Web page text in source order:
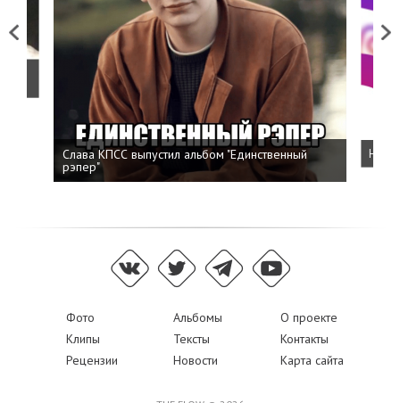
Previous
Слава КПСС выпустил альбом "Единственный
рэпер"
Next
Фото Альбомы
О проекте
Клипы
Тексты
Контакты
Рецензии
Новости Карта сайта